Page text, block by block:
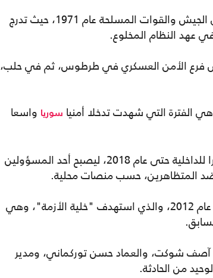
ولد محمد الشعار في ريف اللاذقية عام 1950، وانتسب إلى الجيش والقوات المسلحة عام 1971، حيث تدرج
عهد النظام المخلوع.
فرع الأمن العسكري في طرطوس، ثم في حلب،
الفترة التي شهدت تدخلا أمنيا سوريا واسعا
عام 2011، ومع اندلاع الثورة السورية، تم تعيين الشعار وزيرا للداخلية حتى عام 2018، ليصبح أحد المسؤولين
ضد المتظاهرين، حسب منصات محلية.
برز اسم الشعار بعد تفجير مكتب الأمن الوطني في دمشق عام 2012، والذي استهدف "خلية الأزمة"، وهي
آصف شوكت، والعماد حسن توركماني، ومدير
من الحادثة.